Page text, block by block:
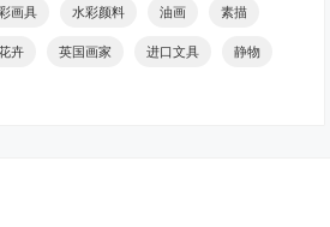
画具 水彩颜料 油画 素描
卉 英国画家 进口文具 静物